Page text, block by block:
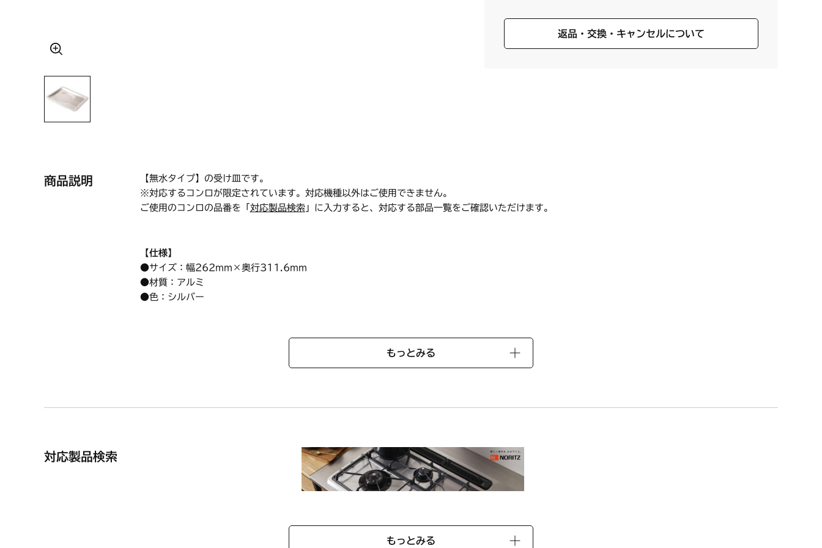
返品・交換・キャンセルについて
商品説明
【無水タイプ】の受け皿です。
※対応するコンロが限定されています。対応機種以外はご使用できません。
ご使用のコンロの品番を「 対応製品検索」に入力すると、対応する部品一覧をご確認いただけます。
【仕様】
●サイズ：幅262mm×奥行311.6mm
●材質：アルミ
●色：シルバー
もっとみる
対応製品検索
もっとみる